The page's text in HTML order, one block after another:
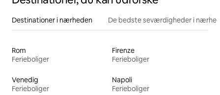
Destinationer i nærheden De bedste seværdigheder i
Rom
Ferieboliger
Firenze
Ferieboliger
Venedig
Ferieboliger
Napoli
Ferieboliger